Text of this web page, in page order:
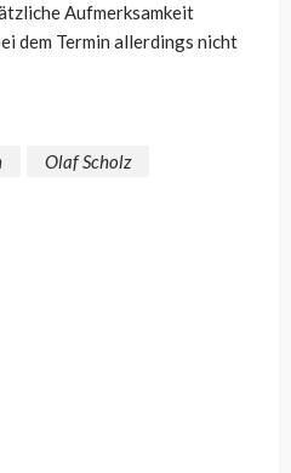
Aufmerksamkeit
dem Termin allerdings nicht
Olaf Scholz